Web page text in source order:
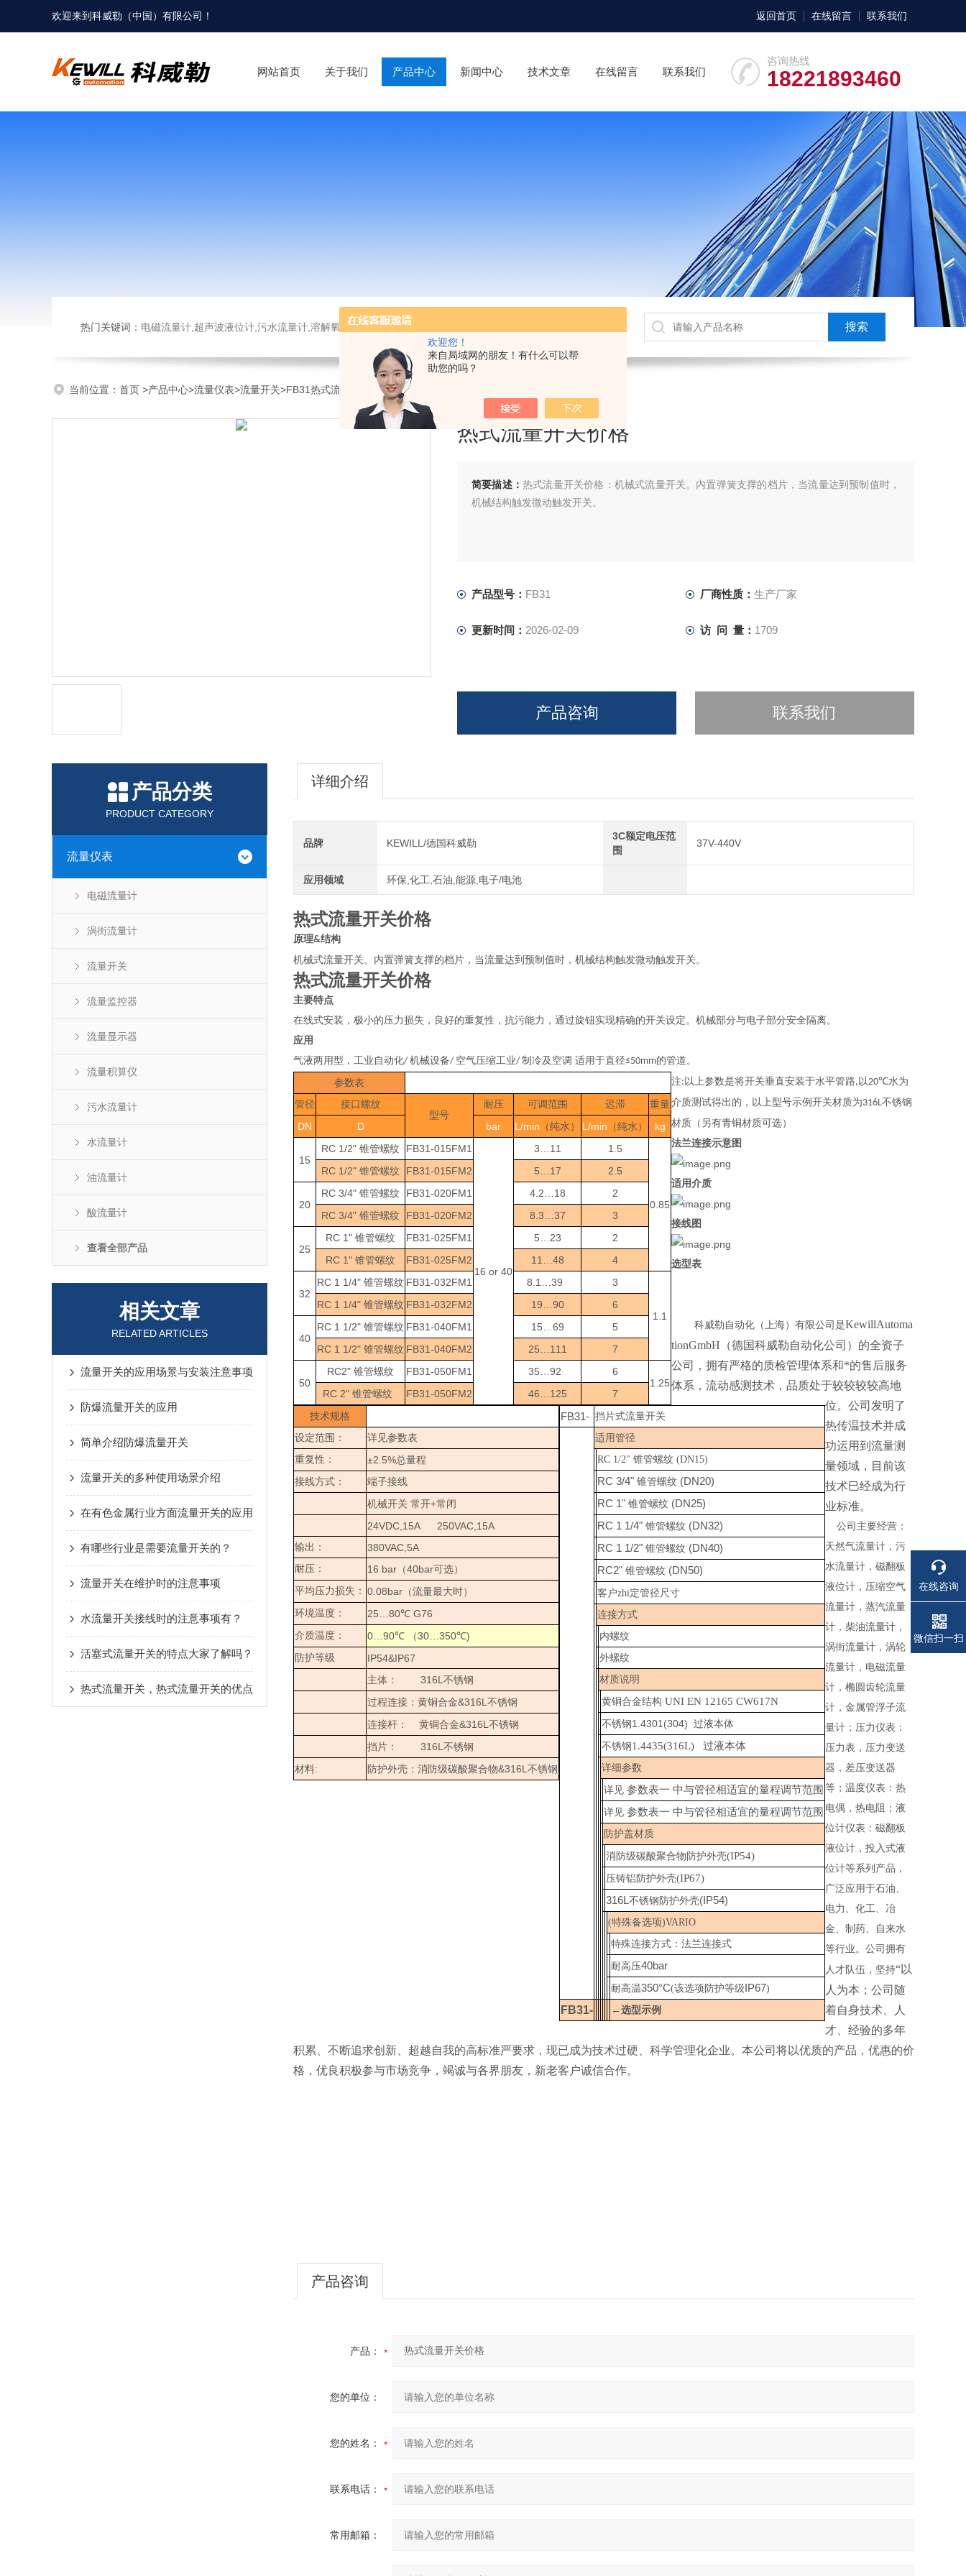
欢迎您！
来自局域网的朋友！有什么可以帮
助您的吗？
欢迎来到科威勒（中国）有限公司！ 返回首页 在线留言 联系我们
咨询热线
18221893460
网站首页 关于我们 产品中心 新闻中心 技术文章 在线留言 联系我们
热门关键词： 电磁流量计,超声波液位计,污水流量计,溶解氧仪,在线PH计,压力变送器
当前位置： 首页 >产品中心>流量仪表>流量开关>FB31热式流量开关价格
热式流量开关价格
简要描述： 热式流量开关价格：机械式流量开关。内置弹簧支撑的档片，当流量达到预制值时，
机械结构触发微动触发开关。
产品型号： FB31 厂商性质： 生产厂家
更新时间： 2026-02-09 访 问 量： 1709
产品咨询 联系我们
产品分类
PRODUCT CATEGORY
流量仪表
电磁流量计
涡街流量计
流量开关
流量监控器
流量显示器
流量积算仪
污水流量计
水流量计
油流量计
酸流量计
查看全部产品
相关文章
RELATED ARTICLES
流量开关的应用场景与安装注意事项
防爆流量开关的应用
简单介绍防爆流量开关
流量开关的多种使用场景介绍
在有色金属行业方面流量开关的应用
有哪些行业是需要流量开关的？
流量开关在维护时的注意事项
水流量开关接线时的注意事项有？
活塞式流量开关的特点大家了解吗？
热式流量开关，热式流量开关的优点
详细介绍
品牌 KEWILL/德国科威勒
3C额定电压范
围
37V-440V
应用领域 环保,化工,石油,能源,电子/电池
热式流量开关价格
原理&结构
机械式流量开关。内置弹簧支撑的档片，当流量达到预制值时，机械结构触发微动触发开关。
热式流量开关价格
主要特点
在线式安装，极小的压力损失，良好的重复性，抗污能力，通过旋钮实现精确的开关设定。机械部分与电子部分安全隔离。
应用
气液两用型，工业自动化/ 机械设备/ 空气压缩工业/ 制冷及空调 适用于直径≤50mm的管道。
参数表
管径
接口螺纹
型号
耐压 可调范围 迟滞 重量
DN D bar L/min （纯水） L/min （纯水） kg
15
RC 1/2" 锥管螺纹 FB31-015FM1
16 or 40
3…11 1.5
0.85
RC 1/2" 锥管螺纹 FB31-015FM2 5…17 2.5
20
RC 3/4" 锥管螺纹 FB31-020FM1 4.2…18
2
RC 3/4" 锥管螺纹 FB31-020FM2 8.3…37 3
25
RC 1" 锥管螺纹 FB31-025FM1 5…23
2
RC 1" 锥管螺纹 FB31-025FM2 11…48 4
32
RC 1 1/4" 锥管螺纹 FB31-032FM1 8.1…39 3
1.1
RC 1 1/4" 锥管螺纹 FB31-032FM2 19…90 6
40
RC 1 1/2" 锥管螺纹 FB31-040FM1 15…69
5
RC 1 1/2" 锥管螺纹 FB31-040FM2 25…111 7
50
RC2" 锥管螺纹 FB31-050FM1 35…92
6
1.25
RC 2" 锥管螺纹 FB31-050FM2 46…125 7
注: 以上参数是将开关垂直安装于水平管路, 以20℃水为
介质测试得出的，以上型号示例开关材质为316L不锈钢
材质（另有青铜材质可选）
技术规格
设定范围：
详见参数表
重复性：
±2.5%总量程
接线方式：
端子接线
机械开关 常开+常闭
24VDC,15A 250VAC,15A
输出： 380VAC,5A
耐压： 16 bar （40bar可选）
平均压力损失： 0.08bar （流量最大时）
环境温度：
25…80℃ G76
介质温度： 0…90℃ （30…350℃)
防护等级 IP54&IP67
主体： 316L 不锈钢
过程连接：黄铜合金&316L 不锈钢
连接杆： 黄铜合金&316L 不锈钢
挡片： 316L 不锈钢
材料: 防护外壳：消防级碳酸聚合物&316L 不锈钢
法兰连接示意图
适用介质
接线图
选型表
FB31- 挡片式流量开关
适用管径
RC 1/2" 锥管螺纹 (DN15)
RC 3/4" 锥管螺纹 (DN20)
RC 1" 锥管螺纹 (DN25)
RC 1 1/4" 锥管螺纹 (DN32)
RC 1 1/2" 锥管螺纹 (DN40)
RC2" 锥管螺纹 (DN50)
客户zhi定管径尺寸
连接方式
内螺纹
外螺纹
材质说明
黄铜合金结构 UNI EN 12165 CW617N
不锈钢 1.4301(304) 过液本体
不锈钢 1.4435(316L) 过液本体
详细参数
详见 参数表一 中与管径相适宜的量程调节范围
详见 参数表一 中与管径相适宜的量程调节范围
防护盖材质
消防级碳酸聚合物防护外壳(IP54)
压铸铝防护外壳(IP67)
316L不锈钢防护外壳(IP54)
(特殊备选项)VARIO
特殊连接方式：法兰连接式
耐高压40bar
耐高温350°C(该选项防护等级IP67)
FB31- ←选型示例
科威勒自动化（上海）有限公司是KewillAutoma
tionGmbH（德国科威勒自动化公司）的全资子
公司，拥有严格的质检管理体系和*的售后服务
体系，流动感测技术，品质处于较较较较高地
位。公司发明了
热传温技术并成
功运用到流量测
量领域，目前该
技术巳经成为行
业标准。
公司主要经营：
天然气流量计，污
水流量计，磁翻板
液位计，压缩空气
流量计，蒸汽流量
计，柴油流量计，
涡街流量计，涡轮
流量计，电磁流量
计，椭圆齿轮流量
计，金属管浮子流
量计；压力仪表：
压力表，压力变送
器，差压变送器
等；温度仪表：热
电偶，热电阻；液
位计仪表：磁翻板
液位计，投入式液
位计等系列产品，
广泛应用于石油、
电力、化工、冶
金、制药、自来水
等行业。公司拥有
人才队伍 ， 坚持“以
人为本；公司随
着自身技术、人
才、经验的多年
积累、不断追求创新、超越自我的高标准严要求，现已成为技术过硬、科学管理化企业。本公司将以优质的产品，优惠的价
格，优良积极参与市场竞争，竭诚与各界朋友，新老客户诚信合作。
产品咨询
产品：
您的单位：
您的姓名：
联系电话：
常用邮箱：
在线咨询
微信扫一扫